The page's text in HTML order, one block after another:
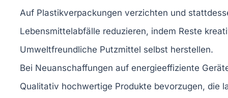
Auf Plastikverpackungen verzichten und
Lebensmittelabfälle reduzieren, indem Reste
Umweltfreundliche Putzmittel selbst herstellen.
Bei Neuanschaffungen auf energieeffiziente
Qualitativ hochwertige Produkte bevorzugen, die